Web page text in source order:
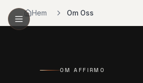
Hem Om Oss
OM AFFIRMO